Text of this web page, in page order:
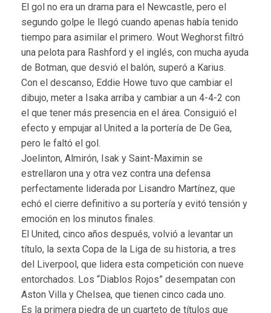
El gol no era un drama para el Newcastle, pero el
segundo golpe le llegó cuando apenas había tenido
tiempo para asimilar el primero. Wout Weghorst filtró
una pelota para Rashford y el inglés, con mucha ayuda
de Botman, que desvió el balón, superó a Karius.
Con el descanso, Eddie Howe tuvo que cambiar el
dibujo, meter a Isaka arriba y cambiar a un 4-4-2 con
el que tener más presencia en el área. Consiguió el
efecto y empujar al United a la portería de De Gea,
pero le faltó el gol.
Joelinton, Almirón, Isak y Saint-Maximin se
estrellaron una y otra vez contra una defensa
perfectamente liderada por Lisandro Martínez, que
echó el cierre definitivo a su portería y evitó tensión y
emoción en los minutos finales.
El United, cinco años después, volvió a levantar un
título, la sexta Copa de la Liga de su historia, a tres
del Liverpool, que lidera esta competición con nueve
entorchados. Los “Diablos Rojos” desempatan con
Aston Villa y Chelsea, que tienen cinco cada uno.
Es la primera piedra de un cuarteto de títulos que